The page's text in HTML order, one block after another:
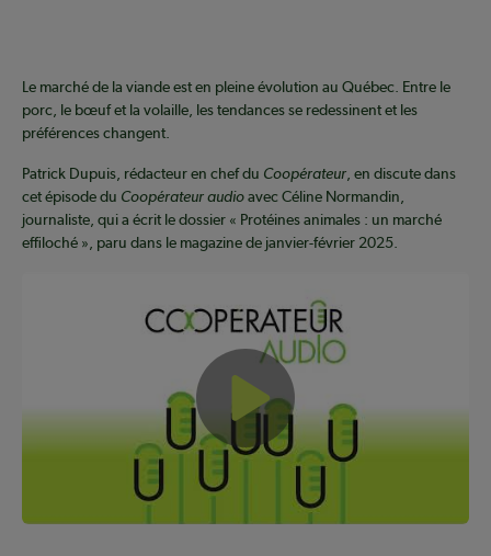
Le marché de la viande est en pleine évolution au Québec. Entre le
porc, le bœuf et la volaille, les tendances se redessinent et les
préférences changent.
Patrick Dupuis, rédacteur en chef du Coopérateur, en discute dans
cet épisode du Coopérateur audioavec Céline Normandin,
journaliste, qui a écrit le dossier « Protéines animales : un marché
effiloché », paru dans le magazine de janvier-février 2025.
Play Video: [Ép. 10] Le marché